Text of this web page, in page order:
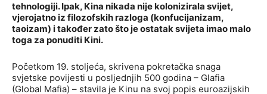
tehnologiji. Ipak, Kina nikada nije kolonizirala svijet,
vjerojatno iz filozofskih razloga (konfucijanizam,
taoizam) i također zato što je ostatak svijeta imao malo
toga za ponuditi Kini.
Početkom 19. stoljeća, skrivena pokretačka snaga
svjetske povijesti u posljednjih 500 godina – Glafia
(Global Mafia) – stavila je Kinu na svoj popis euroazijskih